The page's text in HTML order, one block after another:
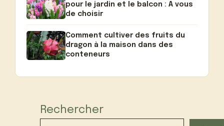
pour le jardin et le balcon : A vous
de choisir
Comment cultiver des fruits du
dragon à la maison dans des
conteneurs
Rechercher